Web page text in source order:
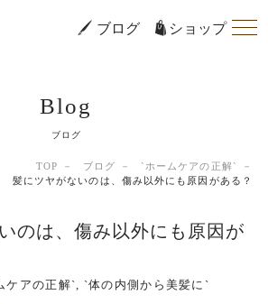
ブログ ショップ
Blog
ブログ
TOP ブログ
`ホームケアの正解`
髪にツヤがないのは、傷み以外にも原因がある？
のは、傷み以外にも原因が
ケアの正解`, `体の内側から美髪に`